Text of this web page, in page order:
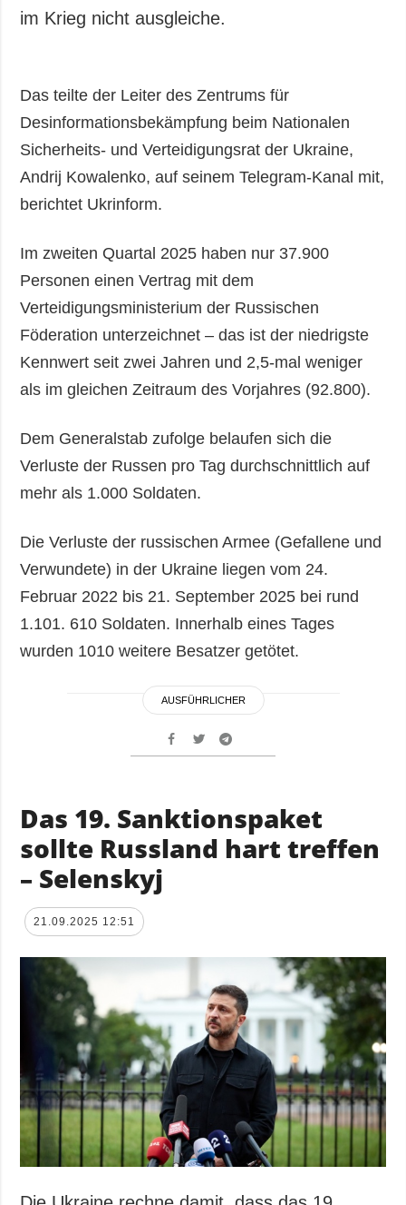
im Krieg nicht ausgleiche.
Das teilte der Leiter des Zentrums für
Desinformationsbekämpfung beim Nationalen
Sicherheits- und Verteidigungsrat der Ukraine,
Andrij Kowalenko, auf seinem Telegram-Kanal mit,
berichtet Ukrinform.
Im zweiten Quartal 2025 haben nur 37.900
Personen einen Vertrag mit dem
Verteidigungsministerium der Russischen
Föderation unterzeichnet – das ist der niedrigste
Kennwert seit zwei Jahren und 2,5-mal weniger
als im gleichen Zeitraum des Vorjahres (92.800).
Dem Generalstab zufolge belaufen sich die
Verluste der Russen pro Tag durchschnittlich auf
mehr als 1.000 Soldaten.
Die Verluste der russischen Armee (Gefallene und
Verwundete) in der Ukraine liegen vom 24.
Februar 2022 bis 21. September 2025 bei rund
1.101. 610 Soldaten. Innerhalb eines Tages
wurden 1010 weitere Besatzer getötet.
AUSFÜHRLICHER
Das 19. Sanktionspaket
sollte Russland hart treffen
– Selenskyj
21.09.2025 12:51